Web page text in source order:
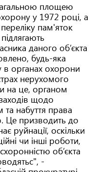
площею
у 1972 році, а
пам'яток
даного об’єкта
будь-яка
в органах охорони
нерухомого
на це, органом
щодо
набуття права
Це призводить до
руйнації, оскільки
чи інші роботи,
об’єкта
-